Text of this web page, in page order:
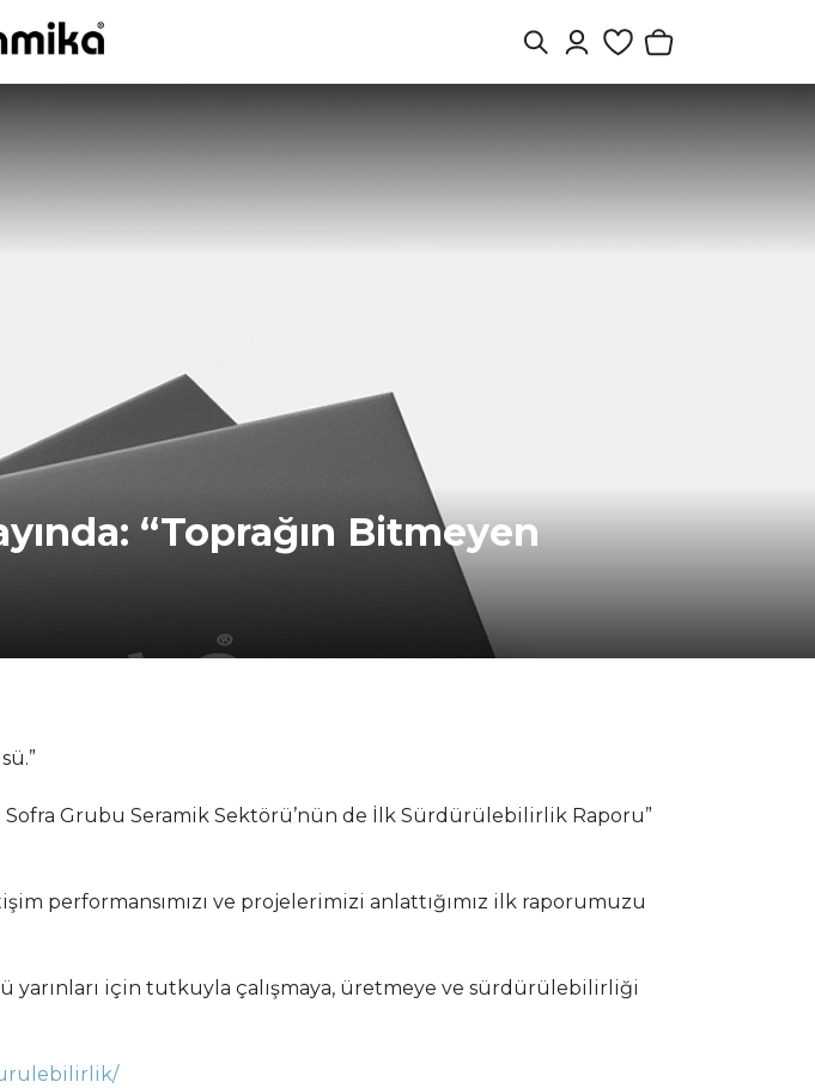
“Toprağın Bitmeyen
Sofra Grubu Seramik Sektörü’nün de İlk Sürdürülebilirlik Raporu”
performansımızı ve projelerimizi anlattığımız ilk raporumuzu
yarınları için tutkuyla çalışmaya, üretmeye ve sürdürülebilirliği